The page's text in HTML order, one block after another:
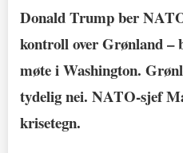
Donald Trump ber
kontroll over Grønland
møte i Washington.
tydelig nei. NATO-sjef
krisetegn.